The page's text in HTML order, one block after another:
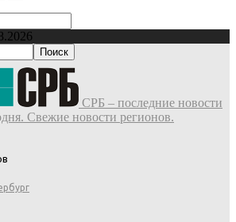
СРБ – последние новости
Свежие новости регионов.